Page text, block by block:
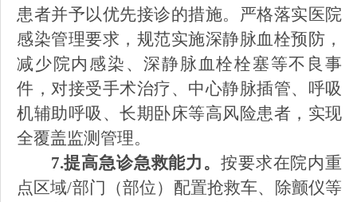
患者并予以优先接诊的措施。严格落实医院
感染管理要求，规范实施深静脉血栓预防，
减少院内感染、深静脉血栓栓塞等不良事
件，对接受手术治疗、中心静脉插管、呼吸
机辅助呼吸、长期卧床等高风险患者，实现
全覆盖监测管理。
7.提高急诊急救能力。 按要求在院内重
点区域/部门（部位）配置抢救车、除颤仪等